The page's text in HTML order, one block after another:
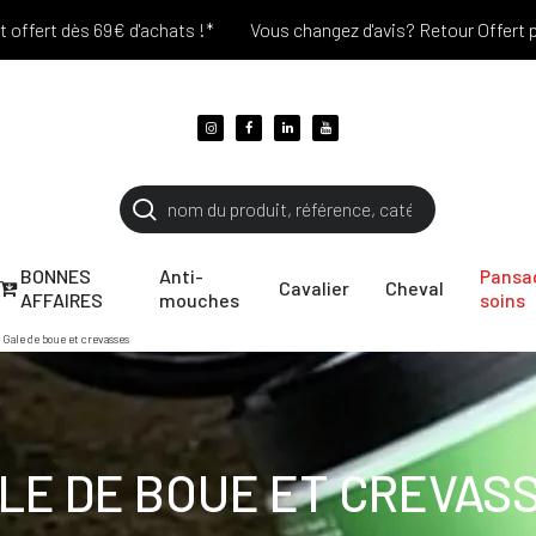
dès 69€ d'achats !* Vous changez d'avis? Retour Offert
BONNES
AFFAIRES
Anti-
mouches
Cavalier Cheval
soins
Gale de boue et crevasses
DE BOUE ET